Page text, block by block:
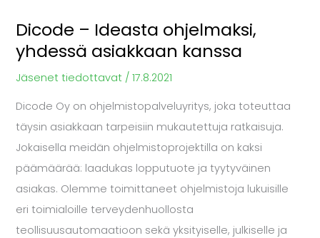
Dicode – Ideasta ohjelmaksi,
yhdessä asiakkaan kanssa
Jäsenet tiedottavat /17.8.2021
Dicode Oy on ohjelmistopalveluyritys, joka toteuttaa
täysin asiakkaan tarpeisiin mukautettuja ratkaisuja.
Jokaisella meidän ohjelmistoprojektilla on kaksi
päämäärää: laadukas lopputuote ja tyytyväinen
asiakas. Olemme toimittaneet ohjelmistoja lukuisille
eri toimialoille terveydenhuollosta
teollisuusautomaatioon sekä yksityiselle, julkiselle ja